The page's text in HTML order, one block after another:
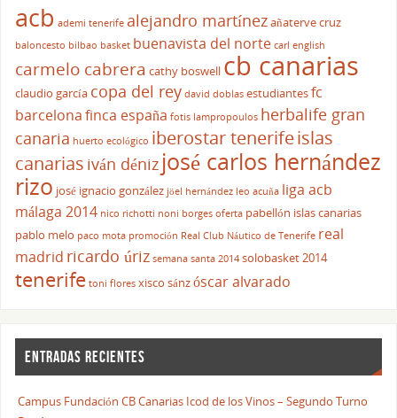
acb ademi tenerife alejandro martínezañaterve cruz
baloncesto bilbao basket buenavista del norte carl english
carmelo cabrera cathy boswell cb canarias
claudio garcía copa del rey david doblas estudiantesfc
barcelonafinca españa fotis lampropoulos herbalife gran
canaria huerto ecológico iberostar tenerifeislas
canarias iván déniz josé carlos hernández
rizo josé ignacio gonzález jöel hernández leo acuña liga acb
málaga 2014 nico richotti noni borges oferta pabellón islas canarias
pablo melo paco mota promoción Real Club Náutico de Tenerife real
madrid ricardo úriz semana santa 2014 solobasket 2014
tenerife toni flores xisco sánzóscar alvarado
ENTRADAS RECIENTES
Campus Fundación CB Canarias Icod de los Vinos – Segundo Turno